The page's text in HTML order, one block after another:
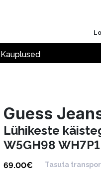
Kauplused
Guess
Lühikeste
W5GH98 WH7P1
69.00€ Tasuta